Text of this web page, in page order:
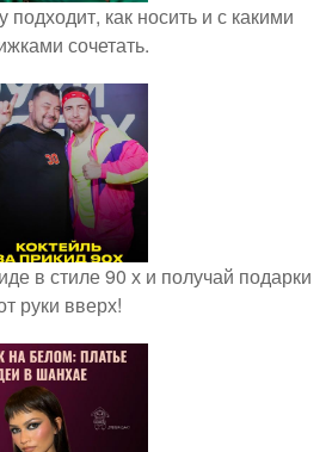
подходит, как носить и с какими
сочетать.
в стиле 90 х и получай подарки
руки вверх!